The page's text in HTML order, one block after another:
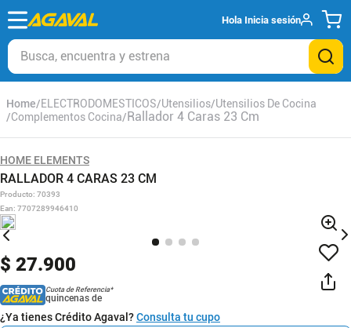
Hola Inicia sesión
Busca, encuentra y estrena
ELECTRODOMESTICOS Utensilios Utensilios De Cocina
Complementos Cocina Rallador 4 Caras 23 Cm
HOME ELEMENTS
RALLADOR 4 CARAS 23 CM
Producto: 70393
Ean: 7707289946410
$ 27.900
Cuota de Referencia*
quincenas de
¿Ya tienes Crédito Agaval?Consulta tu cupo